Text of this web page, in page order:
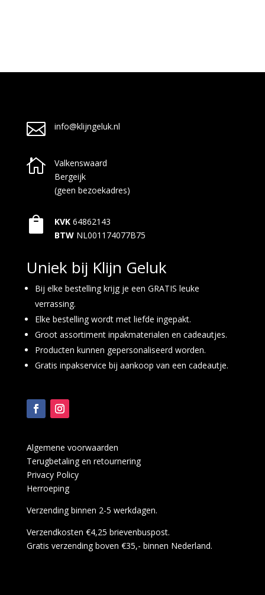
 info@klijngeluk.nl

Valkenswaard
Bergeijk
(geen bezoekadres)
 KVK 64862143
BTW NL001174077B75
Uniek bij Klijn Geluk
Bij elke bestelling krijg je een GRATIS leuke
verrassing.
Elke bestelling wordt met liefde ingepakt.
Groot assortiment inpakmaterialen en cadeautjes.
Producten kunnen gepersonaliseerd worden.
Gratis inpakservice bij aankoop van een cadeautje.
Algemene voorwaarden
Terugbetaling en retournering
Privacy Policy
Herroeping
Verzending binnen 2-5 werkdagen.
Verzendkosten €4,25 brievenbuspost.
Gratis verzending boven €35,- binnen Nederland.